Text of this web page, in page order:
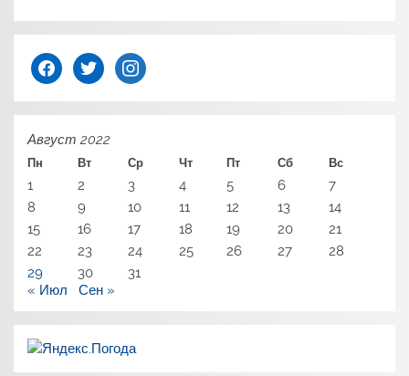
facebooktwitter instagram
Август 2022
Пн Вт Ср Чт Пт Сб Вс
1 2 3 4 5 6
7
8
9 10 11 12 13
14
15
16 17 18 19 20
21
22
23 24 25 26 27
28
29
30
31
« Июл
Сен »